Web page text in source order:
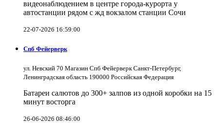
видеонаблюдением в центре города-курорта у
автостанции рядом с жд вокзалом станции Сочи
22-07-2026 16:59:00
Спб Фейерверк
ул. Невский 70 Магазин Спб Фейерверк Санкт-Петербург,
Ленинградская область 190000 Российская Федерация
Батареи салютов до 300+ залпов из одной коробки на 15
минут восторга
26-06-2026 08:46:00